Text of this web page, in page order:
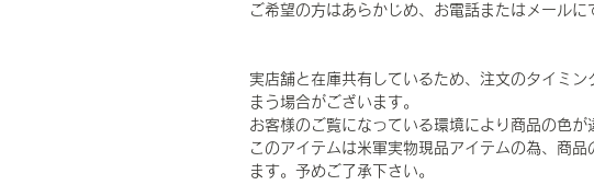
ご希望の方はあらかじめ、お電話またはメールに
実店舗と在庫共有しているため、注文のタイミ
まう場合がございます。
お客様のご覧になっている環境により商品の色が
このアイテムは米軍実物現品アイテムの為、商
ます。予めご了承下さい。